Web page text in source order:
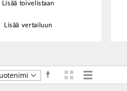
Lisää toivelistaan
Lisää vertailuun
Aseta
laskevaan
Näkymät
RuudukkoLuettelo